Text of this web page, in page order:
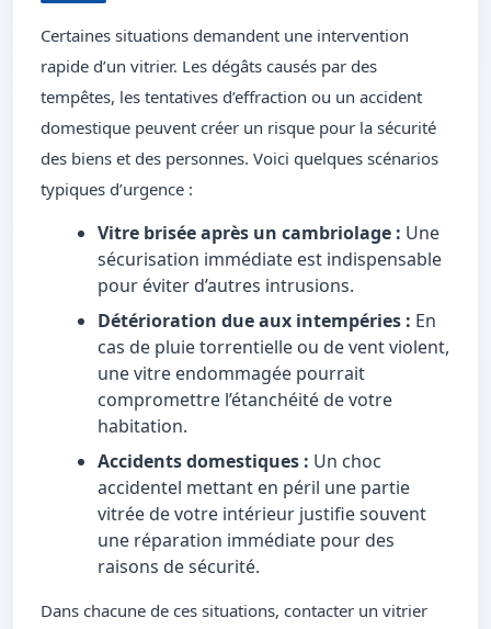
Certaines situations demandent une intervention
rapide d’un vitrier. Les dégâts causés par des
tempêtes, les tentatives d’effraction ou un accident
domestique peuvent créer un risque pour la sécurité
des biens et des personnes. Voici quelques scénarios
typiques d’urgence :
Vitre brisée après un cambriolage : Une
sécurisation immédiate est indispensable
pour éviter d’autres intrusions.
Détérioration due aux intempéries : En
cas de pluie torrentielle ou de vent violent,
une vitre endommagée pourrait
compromettre l’étanchéité de votre
habitation.
Accidents domestiques : Un choc
accidentel mettant en péril une partie
vitrée de votre intérieur justifie souvent
une réparation immédiate pour des
raisons de sécurité.
Dans chacune de ces situations, contacter un vitrier